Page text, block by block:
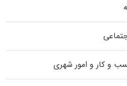
و کار و امور شهری